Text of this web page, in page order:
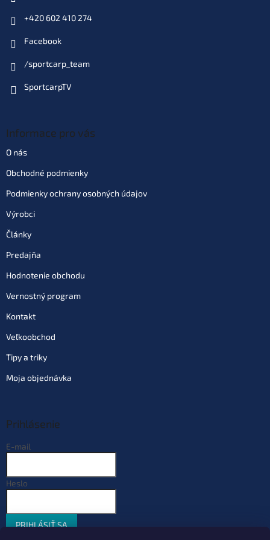
+420 602 410 274
Facebook
/sportcarp_team
SportcarpTV
Informace pro vás
O nás
Obchodné podmienky
Podmienky ochrany osobných údajov
Výrobci
Články
Predajňa
Hodnotenie obchodu
Vernostný program
Kontakt
Veľkoobchod
Tipy a triky
Moja objednávka
Prihlásenie
E-mail
Heslo
PRIHLÁSIŤ SA